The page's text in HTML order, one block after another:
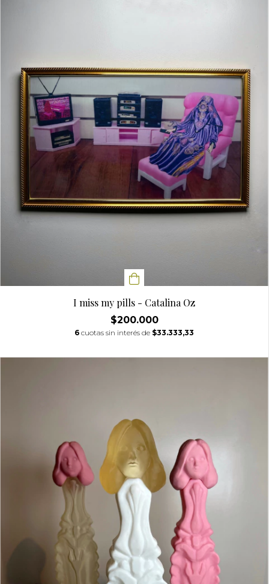
I miss my pills - Catalina Oz
$200.000
6 cuotas sin interés de $33.333,33